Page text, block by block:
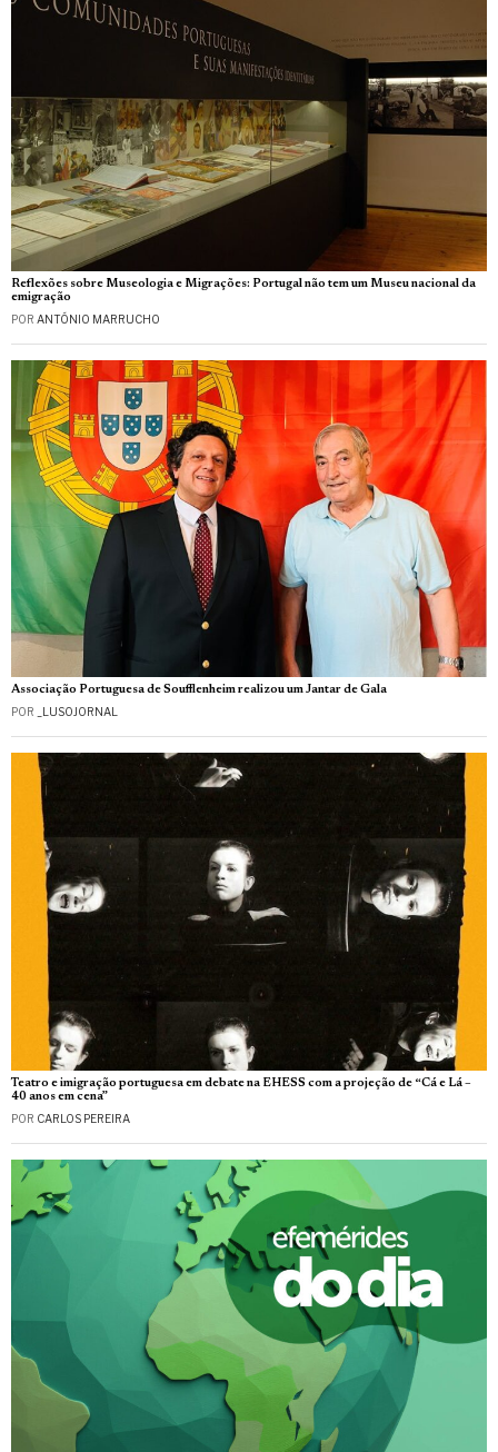
Reflexões sobre Museologia e Migrações: Portugal não tem um Museu nacional da
emigração
POR ANTÓNIO MARRUCHO
Associação Portuguesa de Soufflenheim realizou um Jantar de Gala
POR _LUSOJORNAL
Teatro e imigração portuguesa em debate na EHESS com a projeção de “Cá e Lá –
40 anos em cena”
POR CARLOS PEREIRA